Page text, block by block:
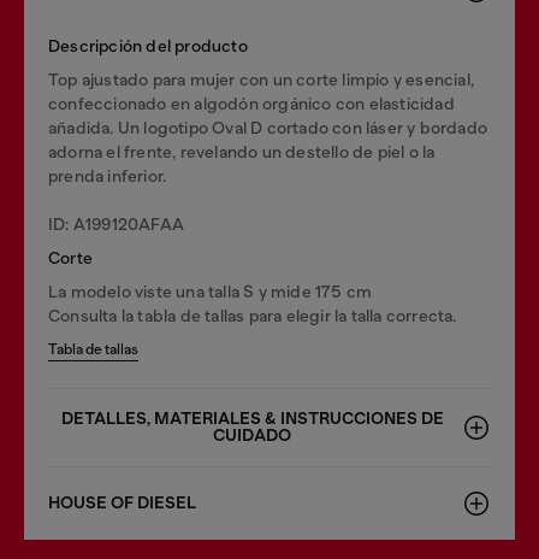
Descripción del producto
Top ajustado para mujer con un corte limpio y esencial,
confeccionado en algodón orgánico con elasticidad
añadida. Un logotipo Oval D cortado con láser y bordado
adorna el frente, revelando un destello de piel o la
prenda inferior.
ID: A199120AFAA
Corte
La modelo viste una talla S y mide 175 cm
Consulta la tabla de tallas para elegir la talla correcta.
Tabla de tallas
DETALLES, MATERIALES & INSTRUCCIONES DE
CUIDADO
HOUSE OF DIESEL